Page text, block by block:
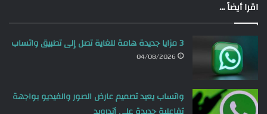
اقرا أيضاً ...
3 مزايا جديدة هامة للغاية تصل إلى تطبيق واتساب
04/08/2026
واتساب يعيد تصميم عارض الصور والفيديو بواجهة